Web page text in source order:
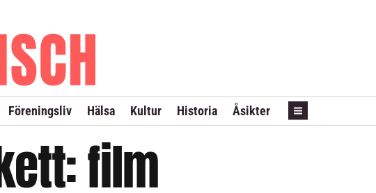
Föreningsliv Hälsa Kultur Historia Åsikter
PRENUMERERA ANNONSERA LÖPSEDEL
film